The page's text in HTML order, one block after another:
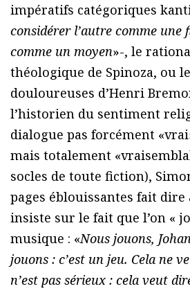
impératifs catégoriques
considérer l’autre comme une
comme un moyen»-, le
théologique de Spinoza, ou
douloureuses d’Henri
l’historien du sentiment
dialogue pas forcément
mais totalement
socles de toute fiction),
pages éblouissantes fait dire
insiste sur le fait que l’on «
musique : «Nous jouons,
jouons : c’est un jeu. Cela ne
n’est pas sérieux : cela veut